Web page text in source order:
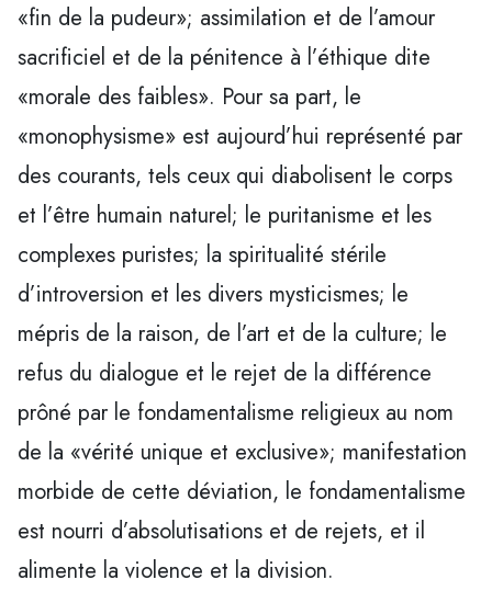
«fin de la pudeur»; assimilation et de l’amour
sacrificiel et de la pénitence à l’éthique dite
«morale des faibles». Pour sa part, le
«monophysisme» est aujourd’hui représenté par
des courants, tels ceux qui diabolisent le corps
et l’être humain naturel; le puritanisme et les
complexes puristes; la spiritualité stérile
d’introversion et les divers mysticismes; le
mépris de la raison, de l’art et de la culture; le
refus du dialogue et le rejet de la différence
prôné par le fondamentalisme religieux au nom
de la «vérité unique et exclusive»; manifestation
morbide de cette déviation, le fondamentalisme
est nourri d’absolutisations et de rejets, et il
alimente la violence et la division.